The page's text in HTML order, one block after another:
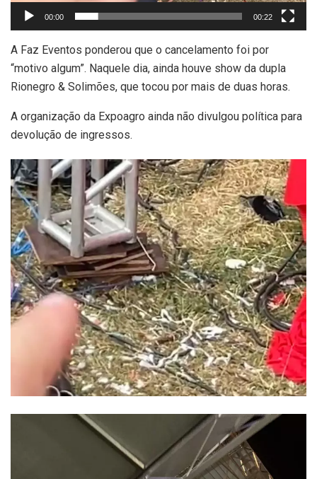
00:00 00:22
A Faz Eventos ponderou que o cancelamento foi por
“motivo algum”. Naquele dia, ainda houve show da dupla
Rionegro & Solimões, que tocou por mais de duas horas.
A organização da Expoagro ainda não divulgou política para
devolução de ingressos.